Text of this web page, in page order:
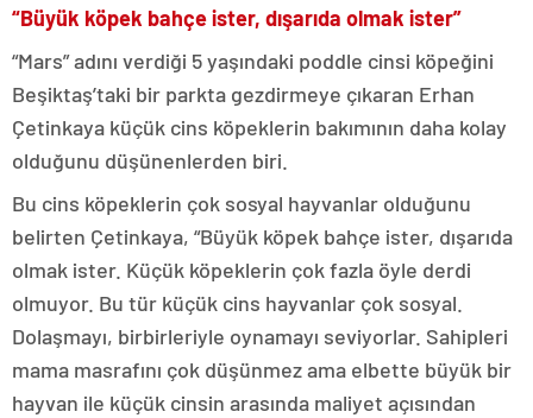
“Büyük köpek bahçe ister, dışarıda olmak ister”
“Mars” adını verdiği 5 yaşındaki poddle cinsi köpeğini
Beşiktaş’taki bir parkta gezdirmeye çıkaran Erhan
Çetinkaya küçük cins köpeklerin bakımının daha kolay
olduğunu düşünenlerden biri.
Bu cins köpeklerin çok sosyal hayvanlar olduğunu
belirten Çetinkaya, “Büyük köpek bahçe ister, dışarıda
olmak ister. Küçük köpeklerin çok fazla öyle derdi
olmuyor. Bu tür küçük cins hayvanlar çok sosyal.
Dolaşmayı, birbirleriyle oynamayı seviyorlar. Sahipleri
mama masrafını çok düşünmez ama elbette büyük bir
hayvan ile küçük cinsin arasında maliyet açısından